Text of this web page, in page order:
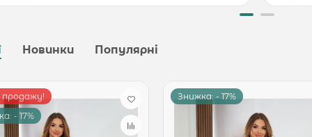
Новинки Популярні
продажу!
- 17%
Знижка: - 17%